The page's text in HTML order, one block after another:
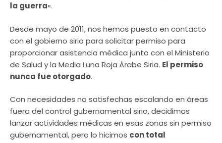
la guerra«.
Desde mayo de 2011, nos hemos puesto en contacto
con el gobierno sirio para solicitar permiso para
proporcionar asistencia médica junto con el Ministerio
de Salud y la Media Luna Roja Árabe Siria. El permiso
nunca fue otorgado.
Con necesidades no satisfechas escalando en áreas
fuera del control gubernamental sirio, decidimos
lanzar actividades médicas en esas zonas sin permiso
gubernamental, pero lo hicimos con total